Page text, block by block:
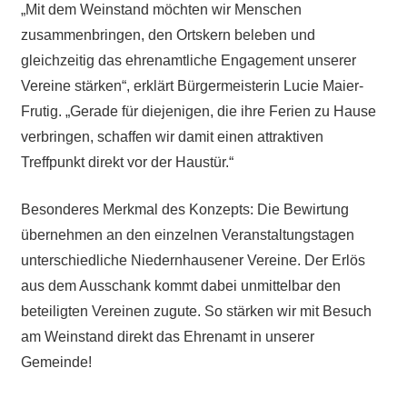
„Mit dem Weinstand möchten wir Menschen
zusammenbringen, den Ortskern beleben und
gleichzeitig das ehrenamtliche Engagement unserer
Vereine stärken“, erklärt Bürgermeisterin Lucie Maier-
Frutig. „Gerade für diejenigen, die ihre Ferien zu Hause
verbringen, schaffen wir damit einen attraktiven
Treffpunkt direkt vor der Haustür.“
Besonderes Merkmal des Konzepts: Die Bewirtung
übernehmen an den einzelnen Veranstaltungstagen
unterschiedliche Niedernhausener Vereine. Der Erlös
aus dem Ausschank kommt dabei unmittelbar den
beteiligten Vereinen zugute. So stärken wir mit Besuch
am Weinstand direkt das Ehrenamt in unserer
Gemeinde!